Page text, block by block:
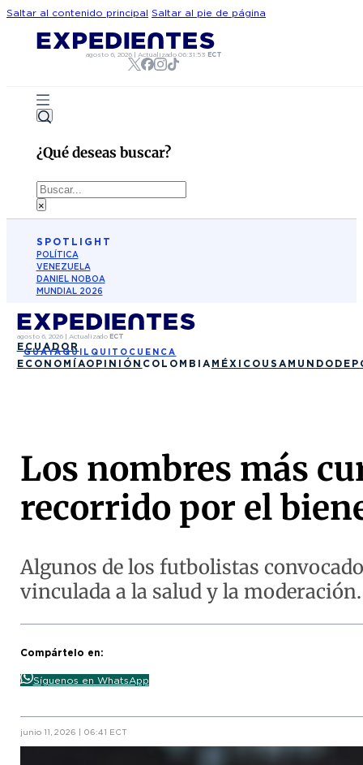
Saltar al contenido principal Saltar al pie de página
agosto 6, 2026 |Actualizado06:31:53 ECT
¿Qué deseas buscar?
Buscar
×
SPOTLIGHT
POLÍTICA
VENEZUELA
DANIEL NOBOA
MUNDIAL 2026
agosto 6, 2026| Actualizado ECT
ECUADOR
GUAYAQUIL QUITO CUENCA
ECONOMÍAOPINIÓN COLOMBIA MÉXICO USA MUNDO
Los nombres más
recorrido por el
Algunos de los futbolistas
vinculada a la salud y la moderación.
Compártelo en:
Síguenos en WhatsApp
junio 11, 2026 | 06:41 ECT